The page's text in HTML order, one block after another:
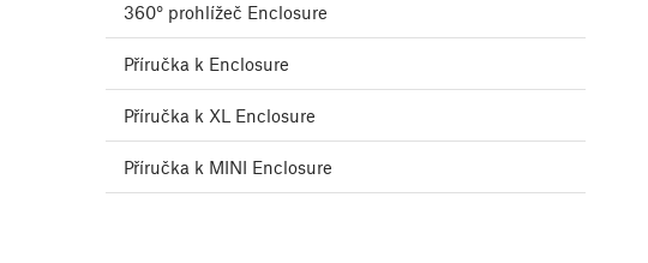
360° prohlížeč Enclosure
Příručka k Enclosure
Příručka k XL Enclosure
Příručka k MINI Enclosure